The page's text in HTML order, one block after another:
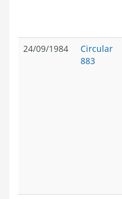
24/09/1984
Circular
883